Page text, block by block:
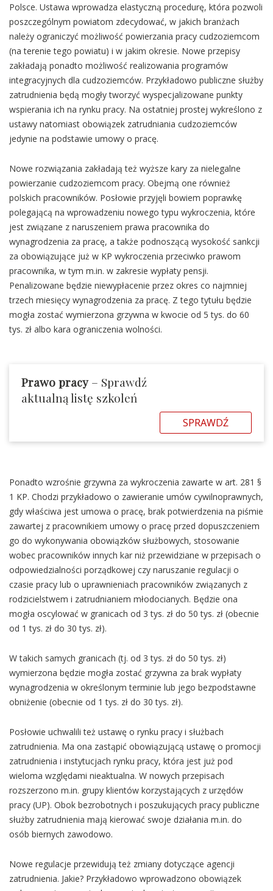
Polsce. Ustawa wprowadza elastyczną procedurę, która pozwoli
poszczególnym powiatom zdecydować, w jakich branżach
należy ograniczyć możliwość powierzania pracy cudzoziemcom
(na terenie tego powiatu) i w jakim okresie. Nowe przepisy
zakładają ponadto możliwość realizowania programów
integracyjnych dla cudzoziemców. Przykładowo publiczne służby
zatrudnienia będą mogły tworzyć wyspecjalizowane punkty
wspierania ich na rynku pracy. Na ostatniej prostej wykreślono z
ustawy natomiast obowiązek zatrudniania cudzoziemców
jedynie na podstawie umowy o pracę.
Nowe rozwiązania zakładają też wyższe kary za nielegalne
powierzanie cudzoziemcom pracy. Obejmą one również
polskich pracowników. Posłowie przyjęli bowiem poprawkę
polegającą na wprowadzeniu nowego typu wykroczenia, które
jest związane z naruszeniem prawa pracownika do
wynagrodzenia za pracę, a także podnoszącą wysokość sankcji
za obowiązujące już w KP wykroczenia przeciwko prawom
pracownika, w tym m.in. w zakresie wypłaty pensji.
Penalizowane będzie niewypłacenie przez okres co najmniej
trzech miesięcy wynagrodzenia za pracę. Z tego tytułu będzie
mogła zostać wymierzona grzywna w kwocie od 5 tys. do 60
tys. zł albo kara ograniczenia wolności.
Prawo pracy– Sprawdź
aktualną listę szkoleń
SPRAWDŹ
Ponadto wzrośnie grzywna za wykroczenia zawarte w art. 281 §
1 KP. Chodzi przykładowo o zawieranie umów cywilnoprawnych,
gdy właściwa jest umowa o pracę, brak potwierdzenia na piśmie
zawartej z pracownikiem umowy o pracę przed dopuszczeniem
go do wykonywania obowiązków służbowych, stosowanie
wobec pracowników innych kar niż przewidziane w przepisach o
odpowiedzialności porządkowej czy naruszanie regulacji o
czasie pracy lub o uprawnieniach pracowników związanych z
rodzicielstwem i zatrudnianiem młodocianych. Będzie ona
mogła oscylować w granicach od 3 tys. zł do 50 tys. zł (obecnie
od 1 tys. zł do 30 tys. zł).
W takich samych granicach (tj. od 3 tys. zł do 50 tys. zł)
wymierzona będzie mogła zostać grzywna za brak wypłaty
wynagrodzenia w określonym terminie lub jego bezpodstawne
obniżenie (obecnie od 1 tys. zł do 30 tys. zł).
Posłowie uchwalili też ustawę o rynku pracy i służbach
zatrudnienia. Ma ona zastąpić obowiązującą ustawę o promocji
zatrudnienia i instytucjach rynku pracy, która jest już pod
wieloma względami nieaktualna. W nowych przepisach
rozszerzono m.in. grupy klientów korzystających z urzędów
pracy (UP). Obok bezrobotnych i poszukujących pracy publiczne
służby zatrudnienia mają kierować swoje działania m.in. do
osób biernych zawodowo.
Nowe regulacje przewidują też zmiany dotyczące agencji
zatrudnienia. Jakie? Przykładowo wprowadzono obowiązek